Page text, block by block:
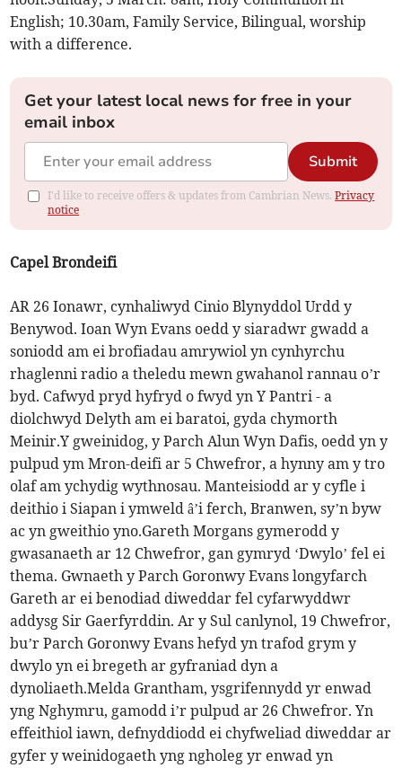
English; 10.30am, Family Service, Bilingual, worship
with a difference.
Get your latest local news for free in your
email inbox
Submit
I'd like to receive offers & updates from Cambrian News.Privacy
notice
Capel Brondeifi
AR 26 Ionawr, cynhaliwyd Cinio Blynyddol Urdd y
Benywod. Ioan Wyn Evans oedd y siaradwr gwadd a
soniodd am ei brofiadau amrywiol yn cynhyrchu
rhaglenni radio a theledu mewn gwahanol rannau o’r
byd. Cafwyd pryd hyfryd o fwyd yn Y Pantri - a
diolchwyd Delyth am ei baratoi, gyda chymorth
Meinir.Y gweinidog, y Parch Alun Wyn Dafis, oedd yn y
pulpud ym Mron-deifi ar 5 Chwefror, a hynny am y tro
olaf am ychydig wythnosau. Manteisiodd ar y cyfle i
deithio i Siapan i ymweld â’i ferch, Branwen, sy’n byw
ac yn gweithio yno.Gareth Morgans gymerodd y
gwasanaeth ar 12 Chwefror, gan gymryd ‘Dwylo’ fel ei
thema. Gwnaeth y Parch Goronwy Evans longyfarch
Gareth ar ei benodiad diweddar fel cyfarwyddwr
addysg Sir Gaerfyrddin. Ar y Sul canlynol, 19 Chwefror,
bu’r Parch Goronwy Evans hefyd yn trafod grym y
dwylo yn ei bregeth ar gyfraniad dyn a
dynoliaeth.Melda Grantham, ysgrifennydd yr enwad
yng Nghymru, gamodd i’r pulpud ar 26 Chwefror. Yn
effeithiol iawn, defnyddiodd ei chyfweliad diweddar ar
gyfer y weinidogaeth yng ngholeg yr enwad yn